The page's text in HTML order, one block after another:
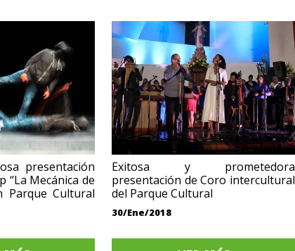
presentación
“La Mecánica de
Parque Cultural
Exitosa y prometedora
presentación de Coro intercultural
del Parque Cultural
30/Ene/2018